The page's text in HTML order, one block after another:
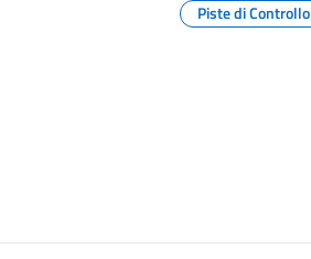
Piste di Controllo